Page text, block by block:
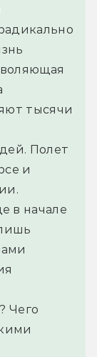
тысячи
Полет
и
в начале
Чего